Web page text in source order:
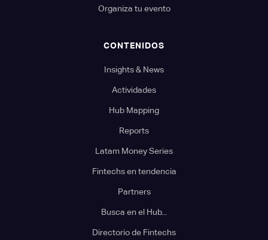
Organiza tu evento
CONTENIDOS
Insights & News
Actividades
Hub Mapping
Reports
Latam Money Series
Fintechs en tendencia
Partners
Busca en el Hub...
Directorio de Fintechs